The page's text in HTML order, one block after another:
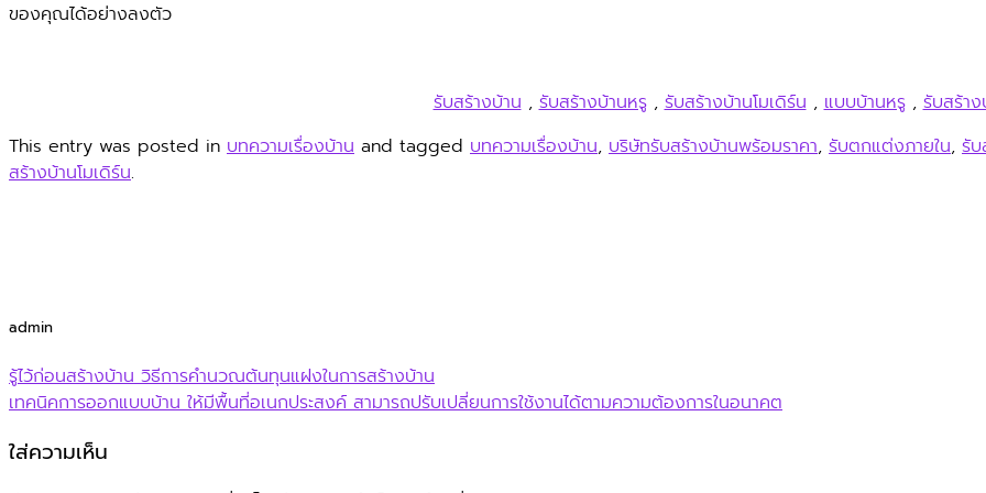
ของคุณได้อย่างลงตัว
รับสร้างบ้าน , รับสร้างบ้านหรู, รับสร้างบ้านโมเดิร์น , แบบบ้านหรู, รับสร้าง
This entry was posted in บทความเรื่องบ้าน and tagged บทความเรื่องบ้าน, บริษัทรับสร้างบ้านพร้อมราคา, รับตกแต่งภายใน, รับ
สร้างบ้านโมเดิร์น.
admin
รู้ไว้ก่อนสร้างบ้าน วิธีการคำนวณต้นทุนแฝงในการสร้างบ้าน
เทคนิคการออกแบบบ้าน ให้มีพื้นที่อเนกประสงค์ สามารถปรับเปลี่ยนการใช้งานได้ตามความต้องการในอนาคต
ใส่ความเห็น